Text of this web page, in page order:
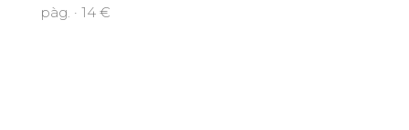
pàg. · 14 €